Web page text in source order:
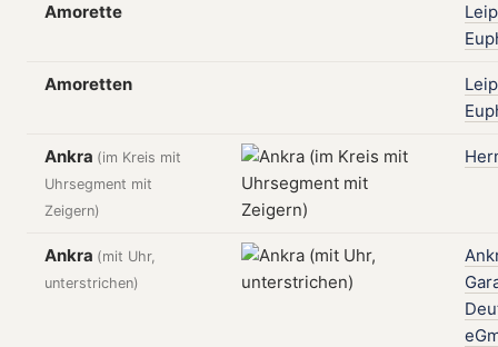
Amorette
Amoretten
Ankra (im Kreis mit
Uhrsegment mit
Zeigern)
Ankra (mit Uhr,
unterstrichen)